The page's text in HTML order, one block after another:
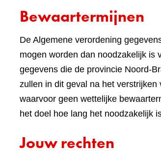
Bewaartermijnen
De Algemene verordening
mogen worden dan noodzakelijk is
gegevens die de provincie Noord-
zullen in dit geval na het
waarvoor geen wettelijke
het doel hoe lang het noodzakelijk
Jouw rechten